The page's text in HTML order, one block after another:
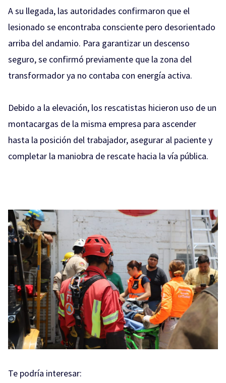
A su llegada, las autoridades confirmaron que el
lesionado se encontraba consciente pero desorientado
arriba del andamio. Para garantizar un descenso
seguro, se confirmó previamente que la zona del
transformador ya no contaba con energía activa.
Debido a la elevación, los rescatistas hicieron uso de un
montacargas de la misma empresa para ascender
hasta la posición del trabajador, asegurar al paciente y
completar la maniobra de rescate hacia la vía pública.
Te podría interesar: